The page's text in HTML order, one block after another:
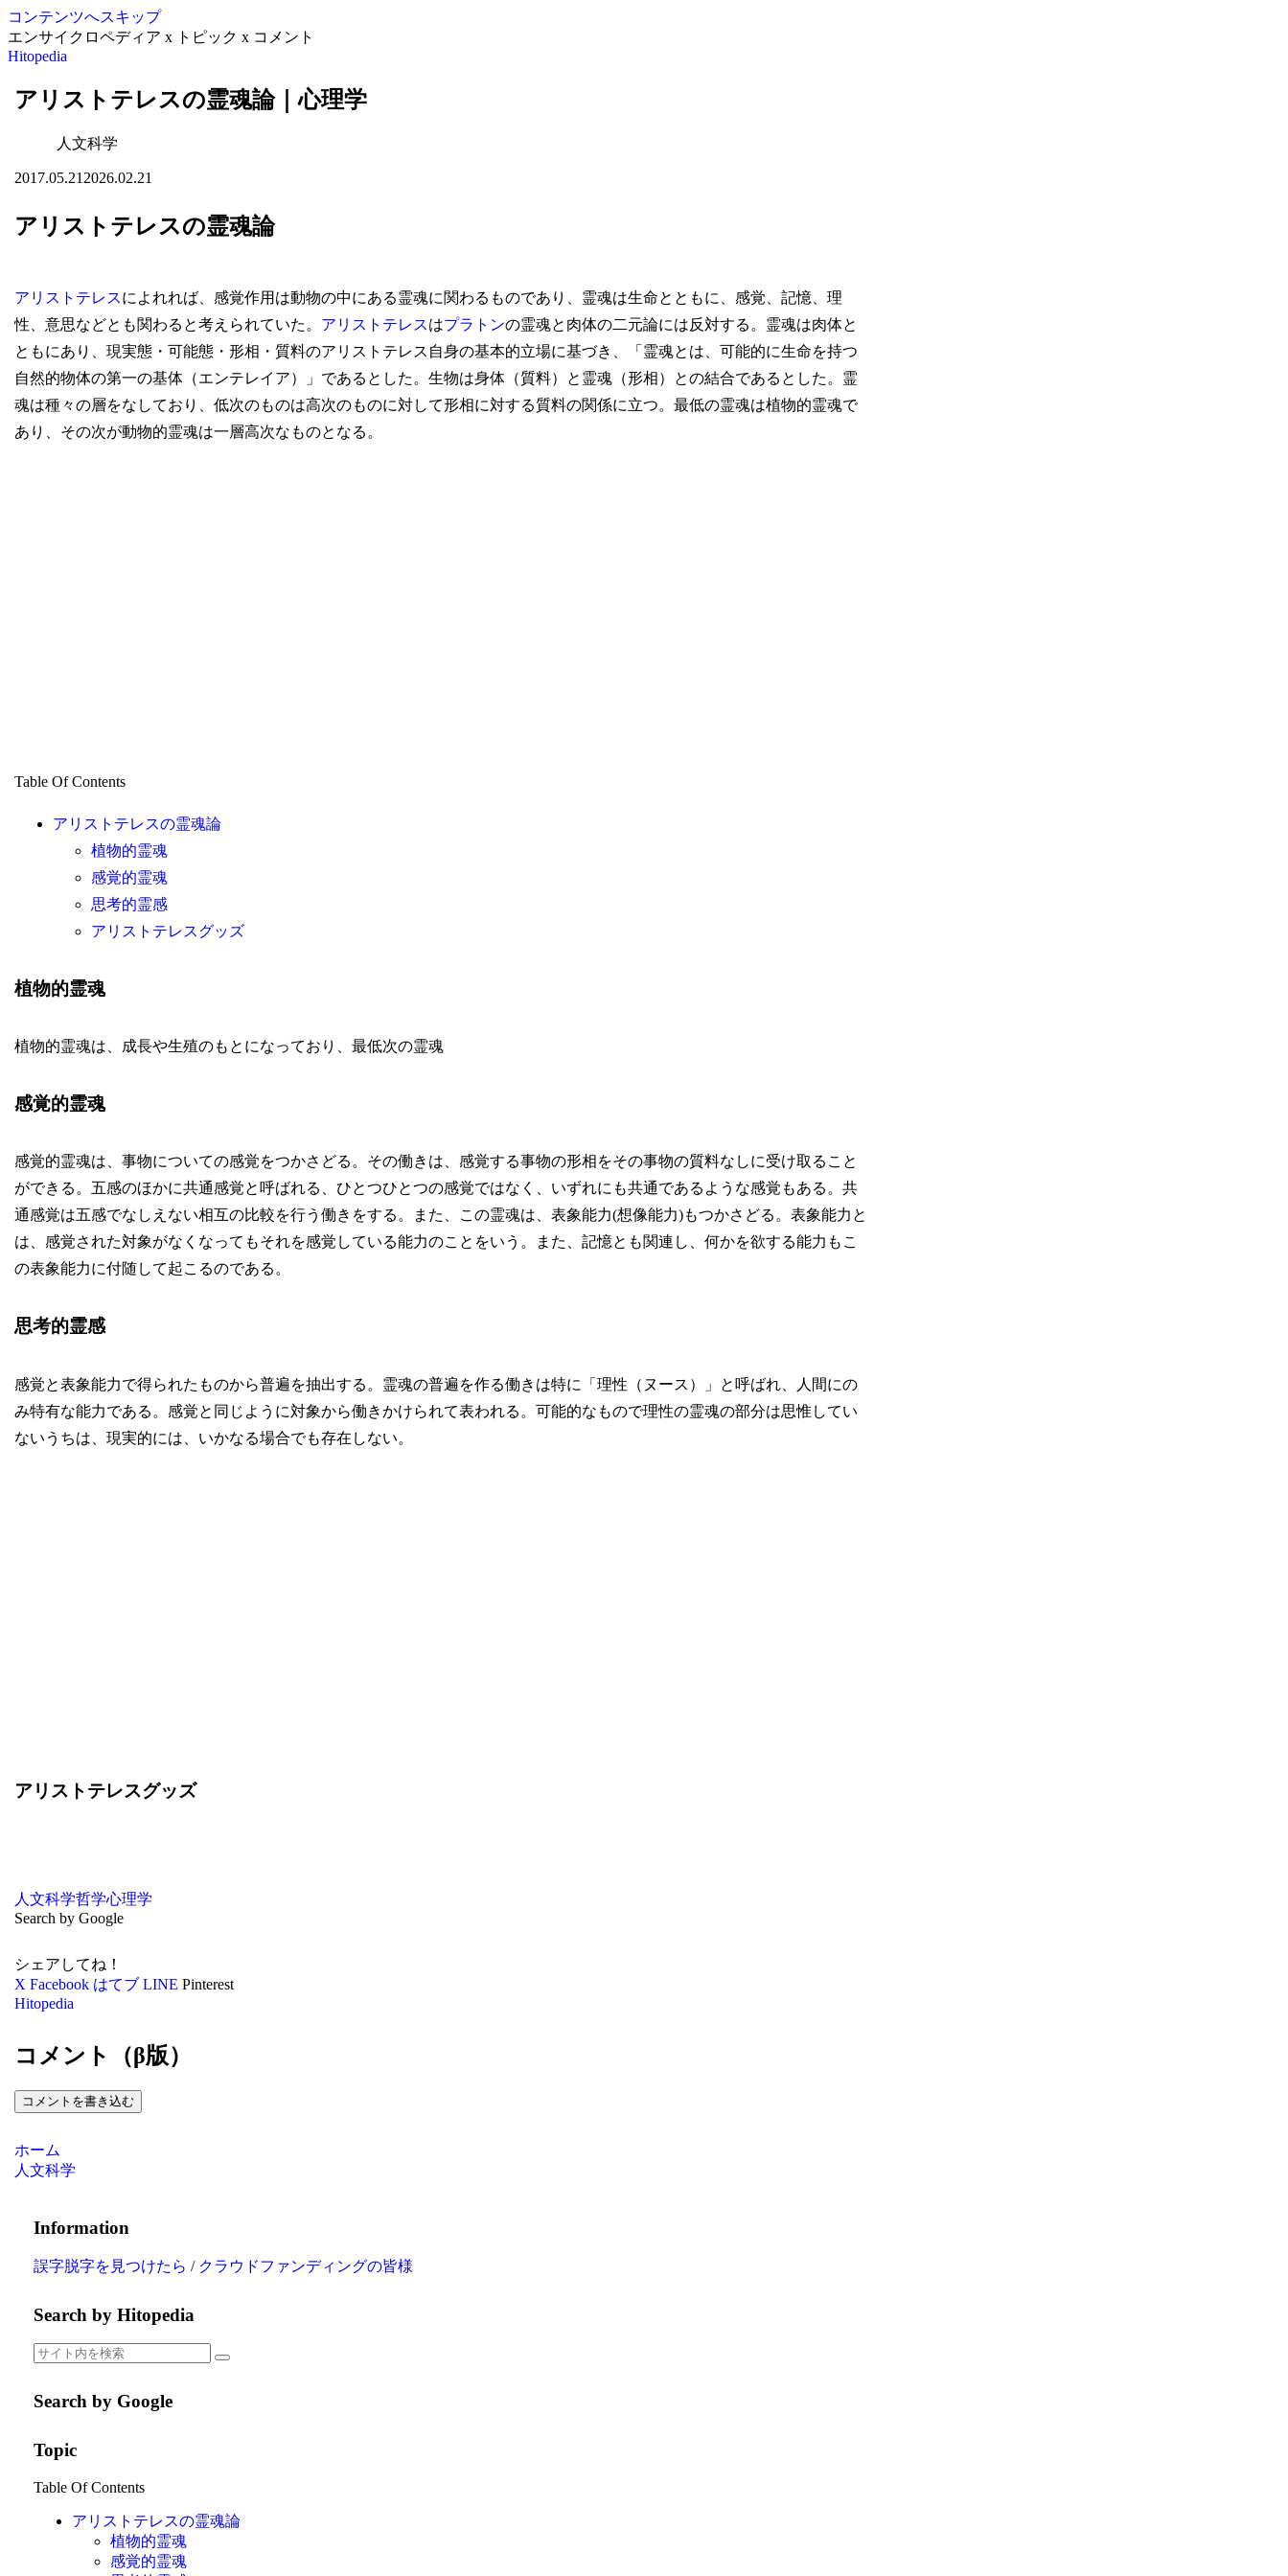
コンテンツへスキップ
エンサイクロペディア x トピック x コメント
Hitopedia
アリストテレスの霊魂論｜心理学
人文科学
2017.05.21 2026.02.21
アリストテレスの霊魂論
アリストテレスによれれば、感覚作用は動物の中にある霊魂に関わるものであり、霊魂は生命とともに、感覚、記憶、理
性、意思などとも関わると考えられていた。 アリストテレスはプラトンの霊魂と肉体の二元論には反対する。霊魂は肉体と
ともにあり、現実態・可能態・形相・質料のアリストテレス自身の基本的立場に基づき、「霊魂とは、可能的に生命を持つ
自然的物体の第一の基体（エンテレイア）」であるとした。生物は身体（質料）と霊魂（形相）との結合であるとした。霊
魂は種々の層をなしており、低次のものは高次のものに対して形相に対する質料の関係に立つ。最低の霊魂は植物的霊魂で
あり、その次が動物的霊魂は一層高次なものとなる。
Table Of Contents
アリストテレスの霊魂論
植物的霊魂
感覚的霊魂
思考的霊感
アリストテレスグッズ
植物的霊魂
植物的霊魂は、成長や生殖のもとになっており、最低次の霊魂
感覚的霊魂
感覚的霊魂は、事物についての感覚をつかさどる。その働きは、感覚する事物の形相をその事物の質料なしに受け取ること
ができる。五感のほかに共通感覚と呼ばれる、ひとつひとつの感覚ではなく、いずれにも共通であるような感覚もある。共
通感覚は五感でなしえない相互の比較を行う働きをする。また、この霊魂は、表象能力(想像能力)もつかさどる。表象能力と
は、感覚された対象がなくなってもそれを感覚している能力のことをいう。また、記憶とも関連し、何かを欲する能力もこ
の表象能力に付随して起こるのである。
思考的霊感
感覚と表象能力で得られたものから普遍を抽出する。霊魂の普遍を作る働きは特に「理性（ヌース）」と呼ばれ、人間にの
み特有な能力である。感覚と同じように対象から働きかけられて表われる。可能的なもので理性の霊魂の部分は思惟してい
ないうちは、現実的には、いかなる場合でも存在しない。
アリストテレスグッズ
人文科学哲学心理学
Search by Google
シェアしてね！
X Facebook はてブ LINE Pinterest
Hitopedia
コメント（β版）
コメントを書き込む
ホーム
人文科学
Information
誤字脱字を見つけたら / クラウドファンディングの皆様
Search by Hitopedia
Search by Google
Topic
Table Of Contents
アリストテレスの霊魂論
植物的霊魂
感覚的霊魂